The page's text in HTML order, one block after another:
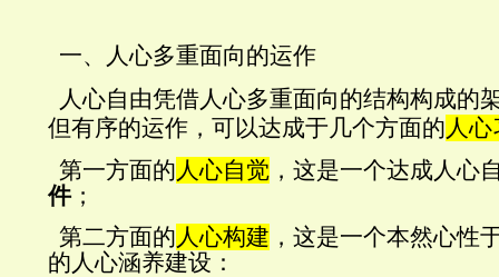
一、人心多重面向的运作
人心自由凭借人心多重面向的结构构成的
但有序的运作，可以达成于几个方面的人
第一方面的人心自觉 ，这是一个达成人心
件；
第二方面的人心构建 ，这是一个本然心性
的人心涵养建设：